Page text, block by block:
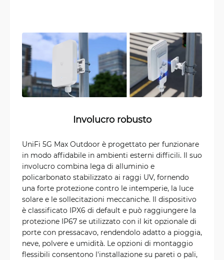
Involucro robusto
UniFi 5G Max Outdoor è progettato per funzionare
in modo affidabile in ambienti esterni difficili. Il suo
involucro combina lega di alluminio e
policarbonato stabilizzato ai raggi UV, fornendo
una forte protezione contro le intemperie, la luce
solare e le sollecitazioni meccaniche. Il dispositivo
è classificato IPX6 di default e può raggiungere la
protezione IP67 se utilizzato con il kit opzionale di
porte con pressacavo, rendendolo adatto a pioggia,
neve, polvere e umidità. Le opzioni di montaggio
flessibili consentono l'installazione su pareti o pali,